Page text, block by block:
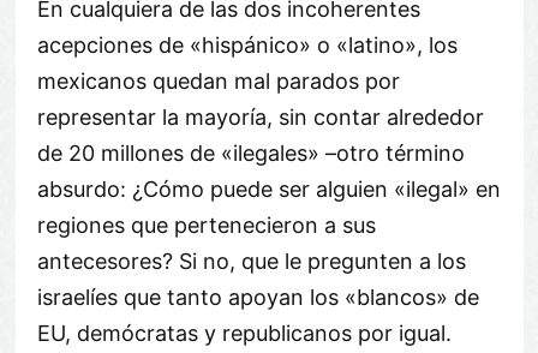
En cualquiera de las dos incoherentes
acepciones de «hispánico» o «latino», los
mexicanos quedan mal parados por
representar la mayoría, sin contar alrededor
de 20 millones de «ilegales» –otro término
absurdo: ¿Cómo puede ser alguien «ilegal» en
regiones que pertenecieron a sus
antecesores? Si no, que le pregunten a los
israelíes que tanto apoyan los «blancos» de
EU, demócratas y republicanos por igual.